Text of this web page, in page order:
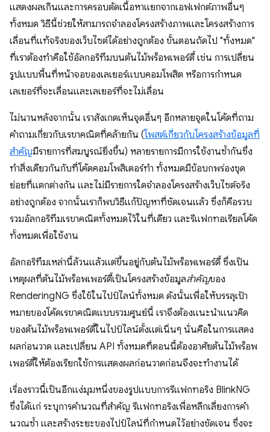
แสดงผลเกินและการครอบตัดเนื้อหาแยกจากเอฟเฟกต์ภาพอื่นๆ
ทั้งหมด วิธีนี้ช่วยให้สามารถจำลองโครงสร้างภาพและโครงสร้างการ
เลื่อนที่แท้จริงของเว็บไซต์ได้อย่างถูกต้อง ขั้นตอนถัดไป "ทั้งหมด"
ที่เราต้องทำคือใช้อัลกอริทึมบนต้นไม้พร็อพเพอร์ตี้ เช่น การเปลี่ยน
รูปแบบพื้นที่หน้าจอของเลเยอร์แบบคอมโพสิต หรือการกำหนด
เลเยอร์ที่จะเลื่อนและเลเยอร์ที่จะไม่เลื่อน
ไม่นานหลังจากนั้น เราสังเกตเห็นจุดอื่นๆ อีกหลายจุดในโค้ดที่ถาม
คำถามเกี่ยวกับเรขาคณิตที่คล้ายกัน (โพสต์เกี่ยวกับโครงสร้างข้อมูลที่
สำคัญมีรายการที่สมบูรณ์ยิ่งขึ้น) หลายรายการมีการใช้งานซ้ำกันซึ่ง
ทําสิ่งเดียวกันกับที่โค้ดคอมโพสิเตอร์ทํา ทั้งหมดมีข้อบกพร่องชุด
ย่อยที่แตกต่างกัน และไม่มีรายการใดจำลองโครงสร้างเว็บไซต์จริง
อย่างถูกต้อง จากนั้นเราก็พบวิธีแก้ปัญหาที่ชัดเจนแล้ว ซึ่งก็คือรวบ
รวมอัลกอริทึมเรขาคณิตทั้งหมดไว้ในที่เดียว และรีแฟกทอเรียลโค้ด
ทั้งหมดเพื่อใช้งาน
อัลกอริทึมเหล่านี้ล้วนแล้วแต่ขึ้นอยู่กับต้นไม้พร็อพเพอร์ตี้ ซึ่งเป็น
เหตุผลที่ต้นไม้พร็อพเพอร์ตี้เป็นโครงสร้างข้อมูลสําคัญของ
RenderingNG ซึ่งใช้ในไปป์ไลน์ทั้งหมด ดังนั้นเพื่อให้บรรลุเป้า
หมายของโค้ดเรขาคณิตแบบรวมศูนย์นี้ เราจึงต้องแนะนำแนวคิด
ของต้นไม้พร็อพเพอร์ตี้ในไปป์ไลน์ตั้งแต่เนิ่นๆ นั่นคือในการแสดง
ผลก่อนวาด และเปลี่ยน API ทั้งหมดที่ตอนนี้ต้องอาศัยต้นไม้พร็อพ
เพอร์ตี้ให้ต้องเรียกใช้การแสดงผลก่อนวาดก่อนจึงจะทำงานได้
เรื่องราวนี้เป็นอีกแง่มุมหนึ่งของรูปแบบการรีแฟกทอริง BlinkNG
ซึ่งได้แก่ ระบุการคํานวณที่สําคัญ รีแฟกทอริงเพื่อหลีกเลี่ยงการคํา
นวณซ้ำ และสร้างระยะของไปป์ไลน์ที่กําหนดไว้อย่างชัดเจน ซึ่งจะ